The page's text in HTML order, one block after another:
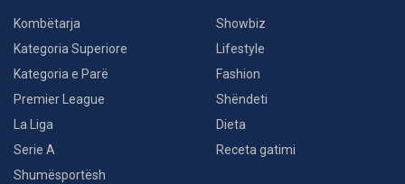
Kombëtarja
Kategoria Superiore
Kategoria e Parë
Premier League
La Liga
Serie A
Shumësportësh
Showbiz
Lifestyle
Fashion
Shëndeti
Dieta
Receta gatimi